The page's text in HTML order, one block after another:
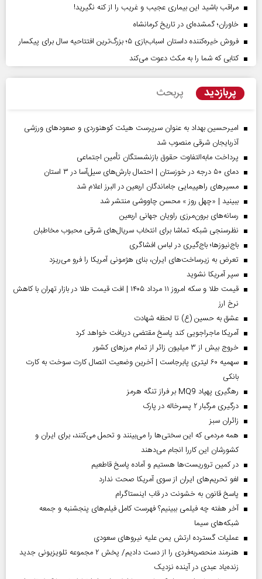
مراقب باشید این بیماری عجیب و غریب را از کنه نگیرید!
خاوران؛ گمشده‌ای در تاریخ کرمانشاه
فروش خیره‌کننده داستان اسباب‌بازی ۵؛ بزرگ‌ترین افتتاحیه سال برای پیکسار
کتابی که شما را به مکث دعوت می‌کند
پربازدید پربحث
امیرحسین بهداد به عنوان سرپرست هیئت کوهنوردی و صعودهای ورزشی
آذربایجان شرقی منصوب شد
پرداخت مابه‌التفاوت حقوق بازنشستگان تأمین اجتماعی
دمای ۵۰ درجه در خوزستان | احتمال بارش‌های سیل‌آسا در ۳ استان
مسیر‌های راهپیمایی جاماندگان اربعین در البرز اعلام شد
ببینید | «چهل روز » محسن چاووشی منتشر شد
رسانه‌های برون‌مرزی راویان جهانی اربعین
نظرسنجی شبکه تماشا برای انتخاب سریال‌های شرقی محبوب مخاطبان
باج‌نیوزها؛ باج‌گیری در لباس افشاگری
تعرض به زیرساخت‌های ایران، بنای هژمونی آمریکا را فرو می‌ریزد
سپر آمریکا نشوید
قیمت طلا و سکه امروز ۱۱ مرداد ۱۴۰۵ | افت قیمت طلا در بازار تهران با کاهش
نرخ ارز
عشق به حسین (ع) تا لحظه شهادت
آمریکا ماجراجویی کند پاسخ مقتضی دریافت خواهد کرد
خروج بیش از ۳ میلیون زائر از تمام مرز‌های کشور
سهمیه ۶۰ لیتری پابرجاست | آخرین وضعیت اتصال کارت سوخت به کارت
بانکی
رهگیری پهپاد MQ9 بر فراز تنگه هرمز
درگیری مرگبار ۲ پسرخاله در پارک
‌زائران سبز
همه مردمی که این سختی‌ها را می‌بینند و تحمل می‌کنند، برای ایران و
کشورشان این کاررا انجام می‌دهند
در کمین تروریست‌ها هستیم و آماده پاسخ قاطعیم
لغو تحریم‌های ایران از سوی آمریکا صحت ندارد
پاسخ قانون به خشونت در قاب اینستاگرام
آخر هفته چه فیلمی ببینیم؟ فهرست کامل فیلم‌های پنجشنبه و جمعه
شبکه‌های سیما
عملیات گسترده ارتش یمن علیه نیروهای سعودی
هنرمند منحصر‌به‌فردی را از دست دادیم/ پخش ۲ مجموعه تلویزیونی جدید
زنده‌یاد عبدی در آینده نزدیک